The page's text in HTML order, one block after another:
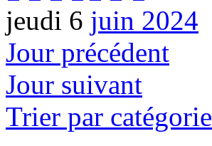
jeudi 6 juin 2024
Jour précédent
Jour suivant
Trier par catégorie